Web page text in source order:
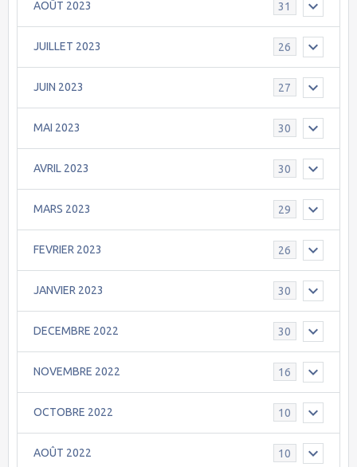
AOÛT 2023 31
JUILLET 2023 26
JUIN 2023 27
MAI 2023 30
AVRIL 2023 30
MARS 2023 29
FEVRIER 2023 26
JANVIER 2023 30
DECEMBRE 2022 30
NOVEMBRE 2022 16
OCTOBRE 2022 10
AOÛT 2022 10